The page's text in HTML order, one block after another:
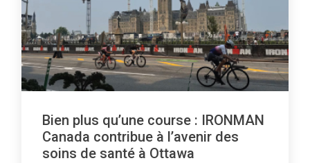
Bien plus qu’une course : IRONMAN
Canada contribue à l’avenir des
soins de santé à Ottawa